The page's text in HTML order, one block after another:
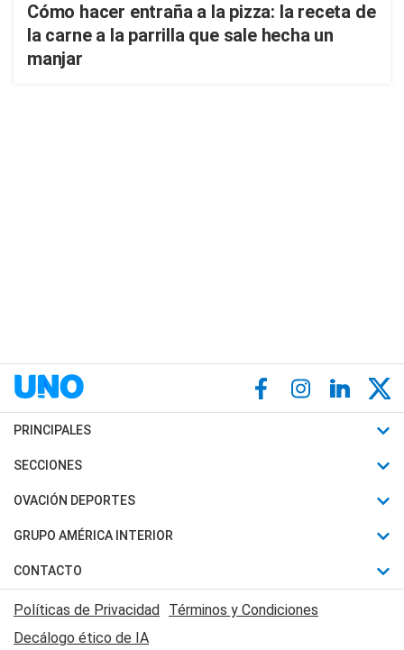
Cómo hacer entraña a la pizza: la receta de
la carne a la parrilla que sale hecha un
manjar
PRINCIPALES
Últimas Noticias
Política
Judiciales
Economia
SECCIONES
Horóscopo
Motores
Trucos caseros
Series y Películas
Edictos y Solicitadas
OVACIÓN DEPORTES
Fútbol
Mundial
Automovilismo
Rugby
GRUPO AMÉRICA INTERIOR
Canal 7 en Vivo
CONTACTO
Acerca de Nosotros
Contactanos
Políticas de Privacidad Términos y Condiciones
Decálogo ético de IA